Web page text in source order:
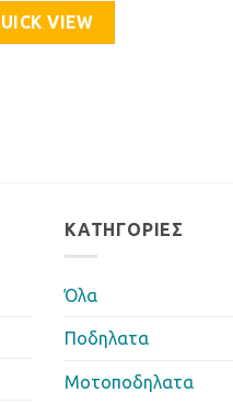
VIEW
ΚΑΤΗΓΟΡΊΕΣ
Όλα
Ποδηλατα
Μοτοποδηλατα